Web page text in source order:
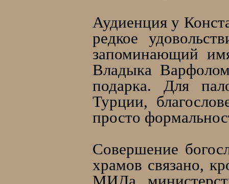
Аудиенция у
редкое
запоминающий
Владыка
подарка. Для
Турции,
просто
Совершение
храмов связано,